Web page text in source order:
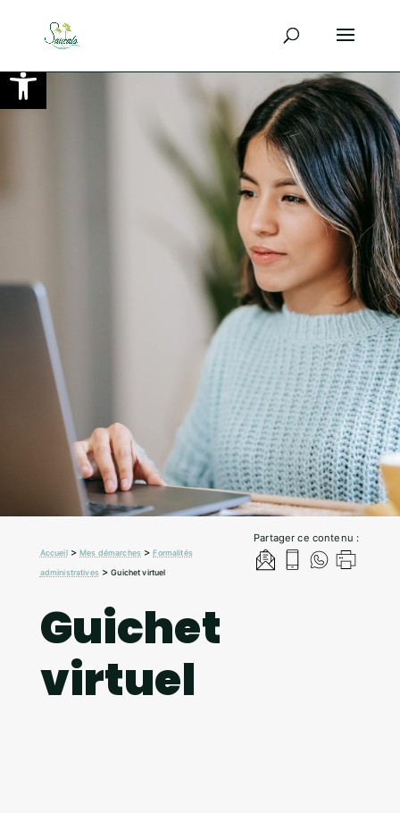
Ouvrir la barre d’outils
Partager ce contenu :
Accueil>Mes démarches >Formalités
administratives>Guichet virtuel
Guichet
virtuel